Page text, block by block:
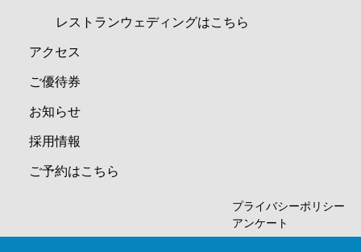
レストランウェディングはこちら
アクセス
ご優待券
お知らせ
採用情報
ご予約はこちら
プライバシーポリシー
アンケート